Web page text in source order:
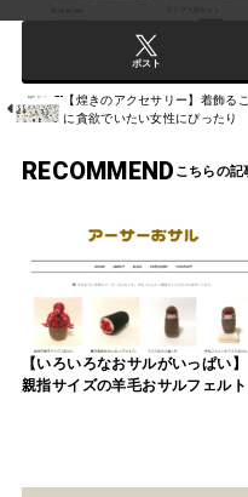
ポスト
【煌きのアクセサリー】着飾る
に貪欲でいたい女性にぴったり
RECOMMEND
【いろいろなおサルがいっぱい】
親指サイズの羊毛おサルフェルト